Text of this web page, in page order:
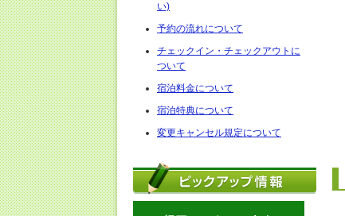
い)
予約の流れについて
チェックイン・チェックアウトに
ついて
宿泊料金について
宿泊特典について
変更キャンセル規定について